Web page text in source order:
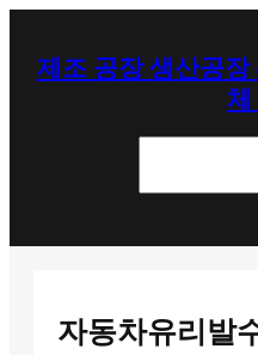
제조 공장 생산공장
체
자동차유리발